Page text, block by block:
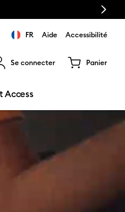
Next
FR Aide Accessibilité
Se connecter Panier
Access